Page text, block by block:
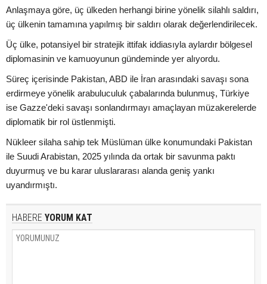
Anlaşmaya göre, üç ülkeden herhangi birine yönelik silahlı saldırı,
üç ülkenin tamamına yapılmış bir saldırı olarak değerlendirilecek.
Üç ülke, potansiyel bir stratejik ittifak iddiasıyla aylardır bölgesel
diplomasinin ve kamuoyunun gündeminde yer alıyordu.
Süreç içerisinde Pakistan, ABD ile İran arasındaki savaşı sona
erdirmeye yönelik arabuluculuk çabalarında bulunmuş, Türkiye
ise Gazze'deki savaşı sonlandırmayı amaçlayan müzakerelerde
diplomatik bir rol üstlenmişti.
Nükleer silaha sahip tek Müslüman ülke konumundaki Pakistan
ile Suudi Arabistan, 2025 yılında da ortak bir savunma paktı
duyurmuş ve bu karar uluslararası alanda geniş yankı
uyandırmıştı.
HABERE YORUM KAT